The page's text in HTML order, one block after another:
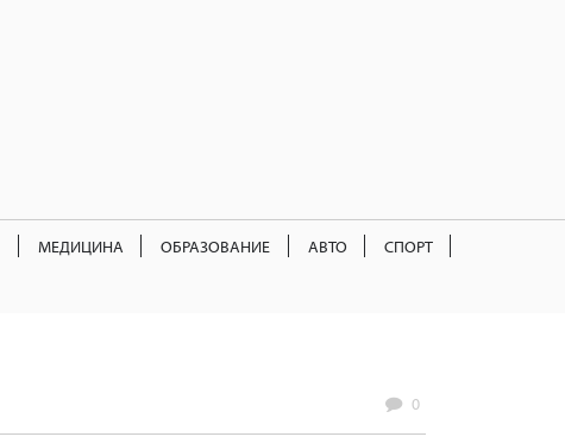
МЕДИЦИНА ОБРАЗОВАНИЕ АВТО СПОРТ
0